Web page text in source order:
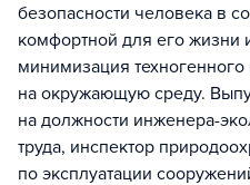
безопасности человека в
комфортной для его жизни
минимизация техногенного
на окружающую среду.
на должности инженера-
труда, инспектор
по эксплуатации